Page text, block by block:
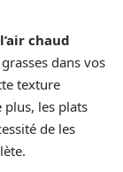
chaud
dans vos
texture
les plats
de les